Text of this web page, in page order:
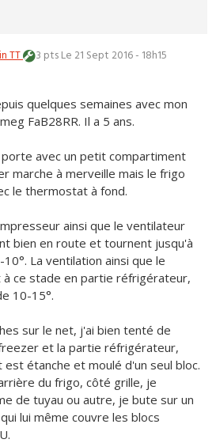
TT 3 ptsLe 21 Sept 2016 - 18h15
quelques semaines avec mon
FaB28RR. Il a 5 ans.
avec un petit compartiment
marche à merveille mais le frigo
le thermostat à fond.
ainsi que le ventilateur
bien en route et tournent jusqu'à
La ventilation ainsi que le
ce stade en partie réfrigérateur,
10-15°.
sur le net, j'ai bien tenté de
et la partie réfrigérateur,
étanche et moulé d'un seul bloc.
du frigo, côté grille, je
de tuyau ou autre, je bute sur un
lui même couvre les blocs